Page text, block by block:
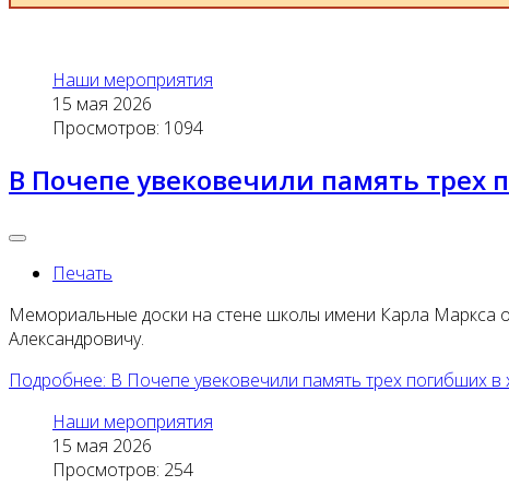
Наши мероприятия
15 мая 2026
Просмотров: 1094
В Почепе увековечили память
Печать
Мемориальные доски на стене школы имени Карла
Александровичу.
Подробнее: В Почепе увековечили память трех погибших
Наши мероприятия
15 мая 2026
Просмотров: 254